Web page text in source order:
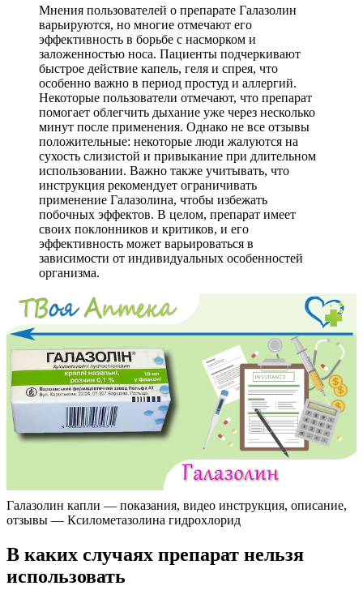
Мнения пользователей о препарате Галазолин
варьируются, но многие отмечают его
эффективность в борьбе с насморком и
заложенностью носа. Пациенты подчеркивают
быстрое действие капель, геля и спрея, что
особенно важно в период простуд и аллергий.
Некоторые пользователи отмечают, что препарат
помогает облегчить дыхание уже через несколько
минут после применения. Однако не все отзывы
положительные: некоторые люди жалуются на
сухость слизистой и привыкание при длительном
использовании. Важно также учитывать, что
инструкция рекомендует ограничивать
применение Галазолина, чтобы избежать
побочных эффектов. В целом, препарат имеет
своих поклонников и критиков, и его
эффективность может варьироваться в
зависимости от индивидуальных особенностей
организма.
Галазолин капли — показания, видео инструкция, описание,
отзывы — Ксилометазолина гидрохлорид
В каких случаях препарат нельзя
использовать